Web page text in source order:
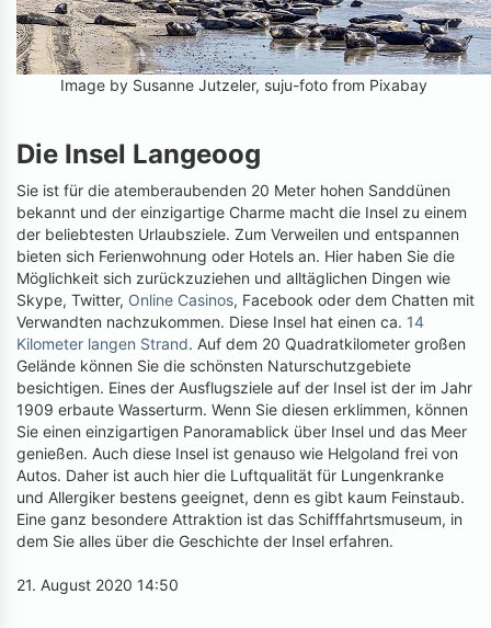
Image by Susanne Jutzeler, suju-foto from Pixabay
Die Insel Langeoog
Sie ist für die atemberaubenden 20 Meter hohen Sanddünen
bekannt und der einzigartige Charme macht die Insel zu einem
der beliebtesten Urlaubsziele. Zum Verweilen und entspannen
bieten sich Ferienwohnung oder Hotels an. Hier haben Sie die
Möglichkeit sich zurückzuziehen und alltäglichen Dingen wie
Skype, Twitter, Online Casinos, Facebook oder dem Chatten mit
Verwandten nachzukommen. Diese Insel hat einen ca. 14
Kilometer langen Strand. Auf dem 20 Quadratkilometer großen
Gelände können Sie die schönsten Naturschutzgebiete
besichtigen. Eines der Ausflugsziele auf der Insel ist der im Jahr
1909 erbaute Wasserturm. Wenn Sie diesen erklimmen, können
Sie einen einzigartigen Panoramablick über Insel und das Meer
genießen. Auch diese Insel ist genauso wie Helgoland frei von
Autos. Daher ist auch hier die Luftqualität für Lungenkranke
und Allergiker bestens geeignet, denn es gibt kaum Feinstaub.
Eine ganz besondere Attraktion ist das Schifffahrtsmuseum, in
dem Sie alles über die Geschichte der Insel erfahren.
21. August 2020 14:50